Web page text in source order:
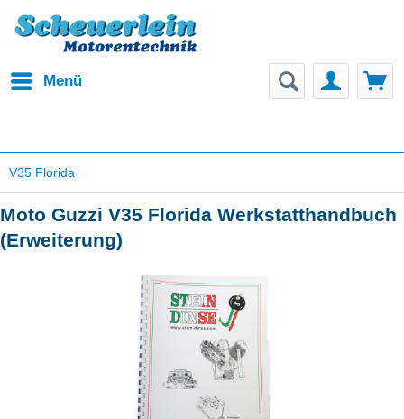
Menü
V35 Florida
Moto Guzzi V35 Florida Werkstatthandbuch
(Erweiterung)